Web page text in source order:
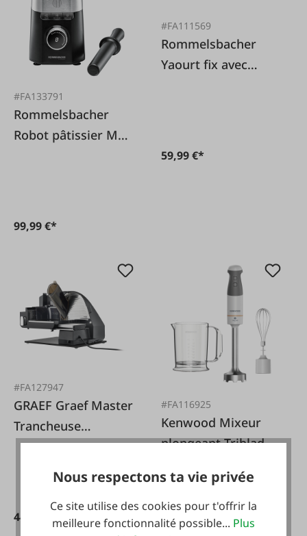
#FA133791
Rommelsbacher
Robot pâtissier MX
99,99 €*
#FA111569
Rommelsbacher
Yaourt fix avec
59,99 €*
#FA127947
GRAEF Graef Master
Trancheuse
universelle M95
couteau gris
449,90 €*
#FA116925
Kenwood Mixeur
plongeant Triblade
Nous respectons ta vie privée
Ce site utilise des cookies pour t'offrir la
meilleure fonctionnalité possible... Plus